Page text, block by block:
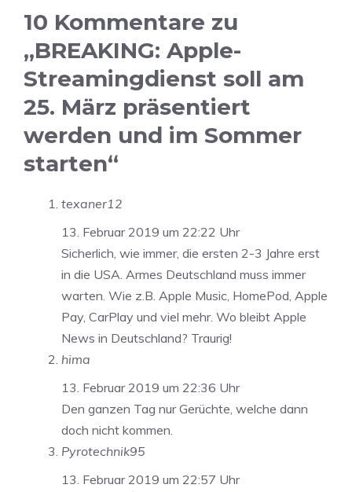
10 Kommentare zu
„BREAKING: Apple-
Streamingdienst soll am
25. März präsentiert
werden und im Sommer
starten“
texaner12
13. Februar 2019 um 22:22 Uhr
Sicherlich, wie immer, die ersten 2-3 Jahre erst
in die USA. Armes Deutschland muss immer
warten. Wie z.B. Apple Music, HomePod, Apple
Pay, CarPlay und viel mehr. Wo bleibt Apple
News in Deutschland? Traurig!
hima
13. Februar 2019 um 22:36 Uhr
Den ganzen Tag nur Gerüchte, welche dann
doch nicht kommen.
Pyrotechnik95
13. Februar 2019 um 22:57 Uhr